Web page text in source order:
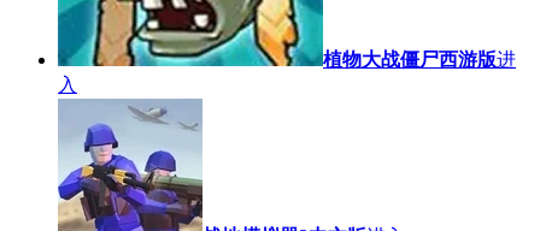
植物大战僵尸西游版进
入